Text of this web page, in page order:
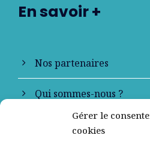
Gérer le
cookies
En savoir +
Nos partenaires
Qui sommes-nous ?
Contactez-nous